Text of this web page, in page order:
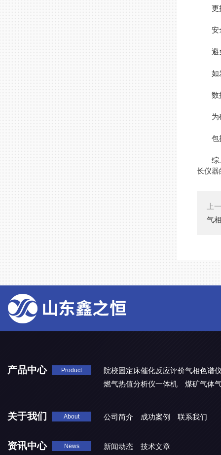
更换
安
避免
如发
数
为确
包括
综
长仪器
上
气
产品中心 Product
院校固定床催化反应评价气相色谱
燃气热值分析仪一体机
煤矿气体
关于我们 About 公司简介 成功案例 联系我们
资讯中心 News 新闻动态 技术文章